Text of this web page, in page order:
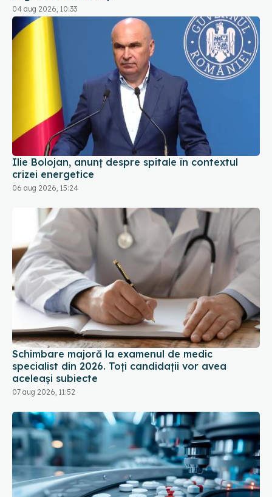
04 aug 2026, 10:33
Ilie Bolojan, anunț despre spitale în contextul
crizei energetice
06 aug 2026, 15:24
Schimbare majoră la examenul de medic
specialist din 2026. Toți candidații vor avea
aceleași subiecte
07 aug 2026, 11:52